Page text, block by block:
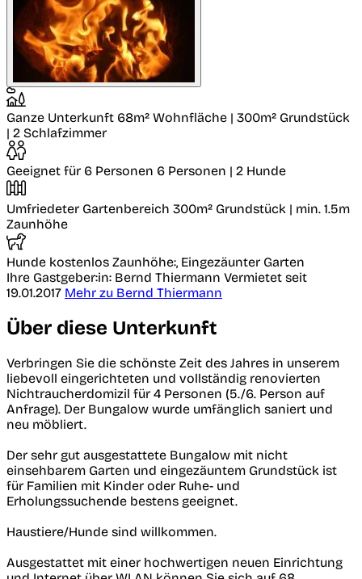
Ganze Unterkunft 68m² Wohnfläche | 300m² Grundstück
| 2 Schlafzimmer
Geeignet für 6 Personen 6 Personen | 2 Hunde
Umfriedeter Gartenbereich 300m² Grundstück | min. 1.5m
Zaunhöhe
Hunde kostenlos Zaunhöhe:, Eingezäunter Garten
Ihre Gastgeber:in: Bernd Thiermann Vermietet seit
19.01.2017 Mehr zu Bernd Thiermann
Über diese Unterkunft
Verbringen Sie die schönste Zeit des Jahres in unserem
liebevoll eingerichteten und vollständig renovierten
Nichtraucherdomizil für 4 Personen (5./6. Person auf
Anfrage). Der Bungalow wurde umfänglich saniert und
neu möbliert.
Der sehr gut ausgestattete Bungalow mit nicht
einsehbarem Garten und eingezäuntem Grundstück ist
für Familien mit Kinder oder Ruhe- und
Erholungssuchende bestens geeignet.
Haustiere/Hunde sind willkommen.
Ausgestattet mit einer hochwertigen neuen Einrichtung